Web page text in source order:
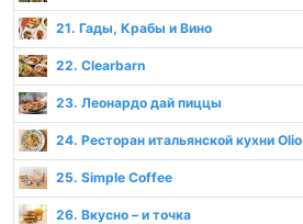
21. Гады, Крабы и Вино
22. Clearbarn
23. Леонардо дай пиццы
24. Ресторан итальянской кухни Olio
25. Simple Coffee
26. Вкусно – и точка